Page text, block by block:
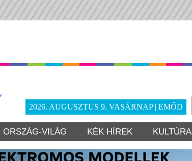
2026. AUGUSZTUS 9. VASÁRNAP | EMŐD
ORSZÁG-VILÁG KÉK HÍREK KULTÚRA